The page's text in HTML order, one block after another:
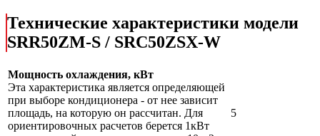
Технические характеристики модели
SRR50ZМ-S / SRC50ZSX-W
Мощность охлаждения, кВт
Эта характеристика является определяющей
при выборе кондиционера - от нее зависит
площадь, на которую он рассчитан. Для
ориентировочных расчетов берется 1кВт
5